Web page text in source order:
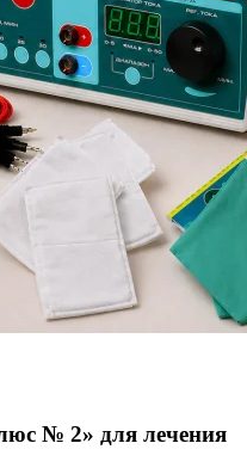
№ 2» для лечения